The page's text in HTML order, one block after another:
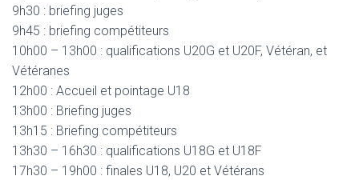
9h30 : briefing juges
9h45 : briefing compétiteurs
10h00 – 13h00 : qualifications U20G et U20F, Vétéran, et
Vétéranes
12h00 : Accueil et pointage U18
13h00 : Briefing juges
13h15 : Briefing compétiteurs
13h30 – 16h30 : qualifications U18G et U18F
17h30 – 19h00 : finales U18, U20 et Vétérans